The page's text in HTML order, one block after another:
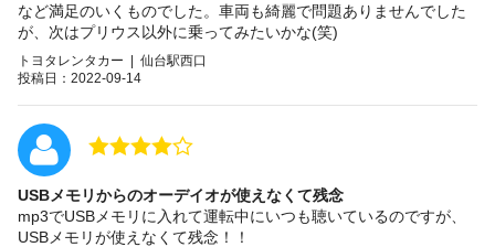
など満足のいくものでした。車両も綺麗で問題ありませんでした
が、次はプリウス以外に乗ってみたいかな(笑)
トヨタレンタカー | 仙台駅西口
投稿日：2022-09-14
USBメモリからのオーデイオが使えなくて残念
mp3でUSBメモリに入れて運転中にいつも聴いているのですが、
USBメモリが使えなくて残念！！